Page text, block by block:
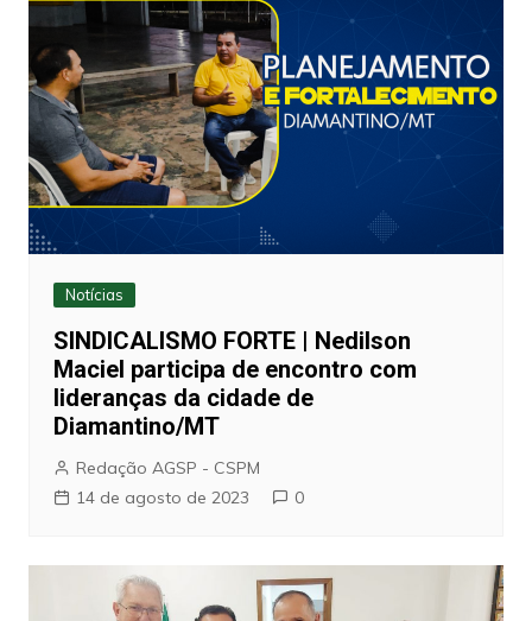
Notícias
SINDICALISMO FORTE | Nedilson
Maciel participa de encontro com
lideranças da cidade de
Diamantino/MT
Redação AGSP - CSPM
14 de agosto de 2023
0